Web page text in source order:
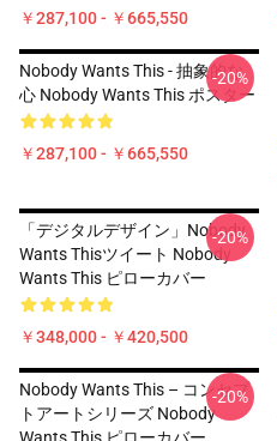
￥287,100 - ￥665,550
Nobody Wants This - 抽象的な
心 Nobody Wants This ポスター
￥287,100 - ￥665,550
-20%
「デジタルデザイン」Nobody
Wants Thisツイート Nobody
Wants This ピローカバー
￥348,000 - ￥420,500
-20%
Nobody Wants This – コンセプ
トアートシリーズ Nobody
-20%